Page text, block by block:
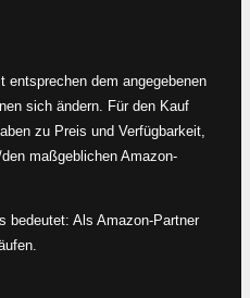
entsprechen dem angegebenen
sich ändern. Für den Kauf
zu Preis und Verfügbarkeit,
maßgeblichen Amazon-
bedeutet: Als Amazon-Partner